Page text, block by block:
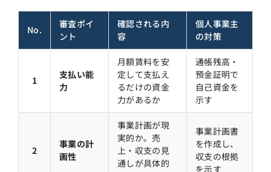
No.
審査ポイ
ント
確認される内
容
個人事業主
の対策
1
支払い能
力
月額賃料を安
定して支払え
るだけの資金
力があるか
通帳残高・
預金証明で
自己資金を
示す
2
事業の計
画性
事業計画が現
実的か。売
上・収支の見
通しが具体的
事業計画書
を作成し、
収支の根拠
を示す